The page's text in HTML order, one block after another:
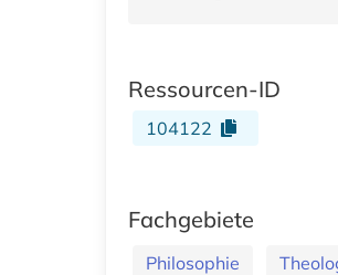
Ressourcen-ID
104122
Fachgebiete
Philosophie